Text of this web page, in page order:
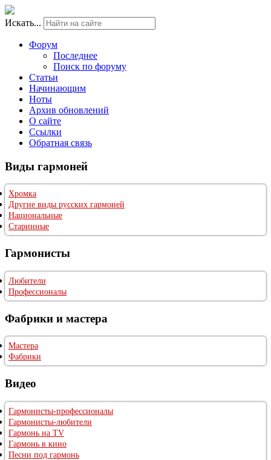
Искать...
Форум
Последнее
Поиск по форуму
Статьи
Начинающим
Ноты
Архив обновлений
О сайте
Ссылки
Обратная связь
Виды гармоней
Хромка
Другие виды русских гармоней
Национальные
Старинные
Гармонисты
Любители
Профессионалы
Фабрики и мастера
Мастера
Фабрики
Видео
Гармонисты-профессионалы
Гармонисты-любители
Гармонь на TV
Гармонь в кино
Песни под гармонь